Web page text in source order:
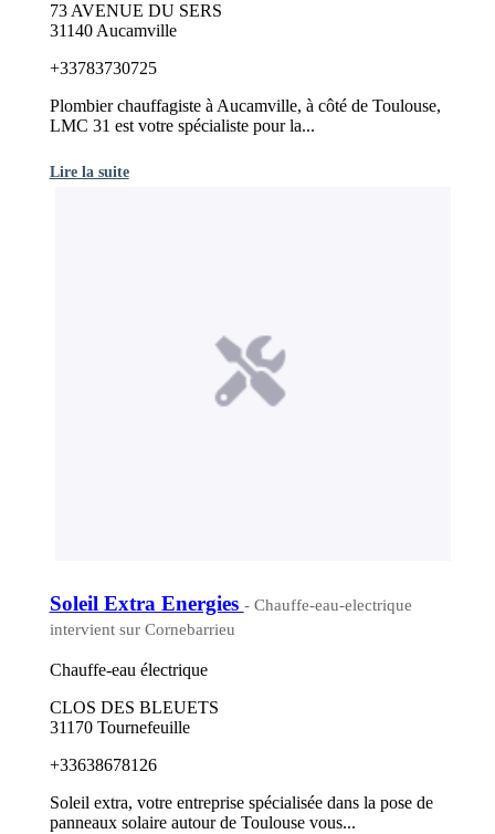
73 AVENUE DU SERS
31140 Aucamville
+33783730725
Plombier chauffagiste à Aucamville, à côté de Toulouse,
LMC 31 est votre spécialiste pour la...
Lire la suite
Soleil Extra Energies - Chauffe-eau-electrique
intervient sur Cornebarrieu
Chauffe-eau électrique
CLOS DES BLEUETS
31170 Tournefeuille
+33638678126
Soleil extra, votre entreprise spécialisée dans la pose de
panneaux solaire autour de Toulouse vous...